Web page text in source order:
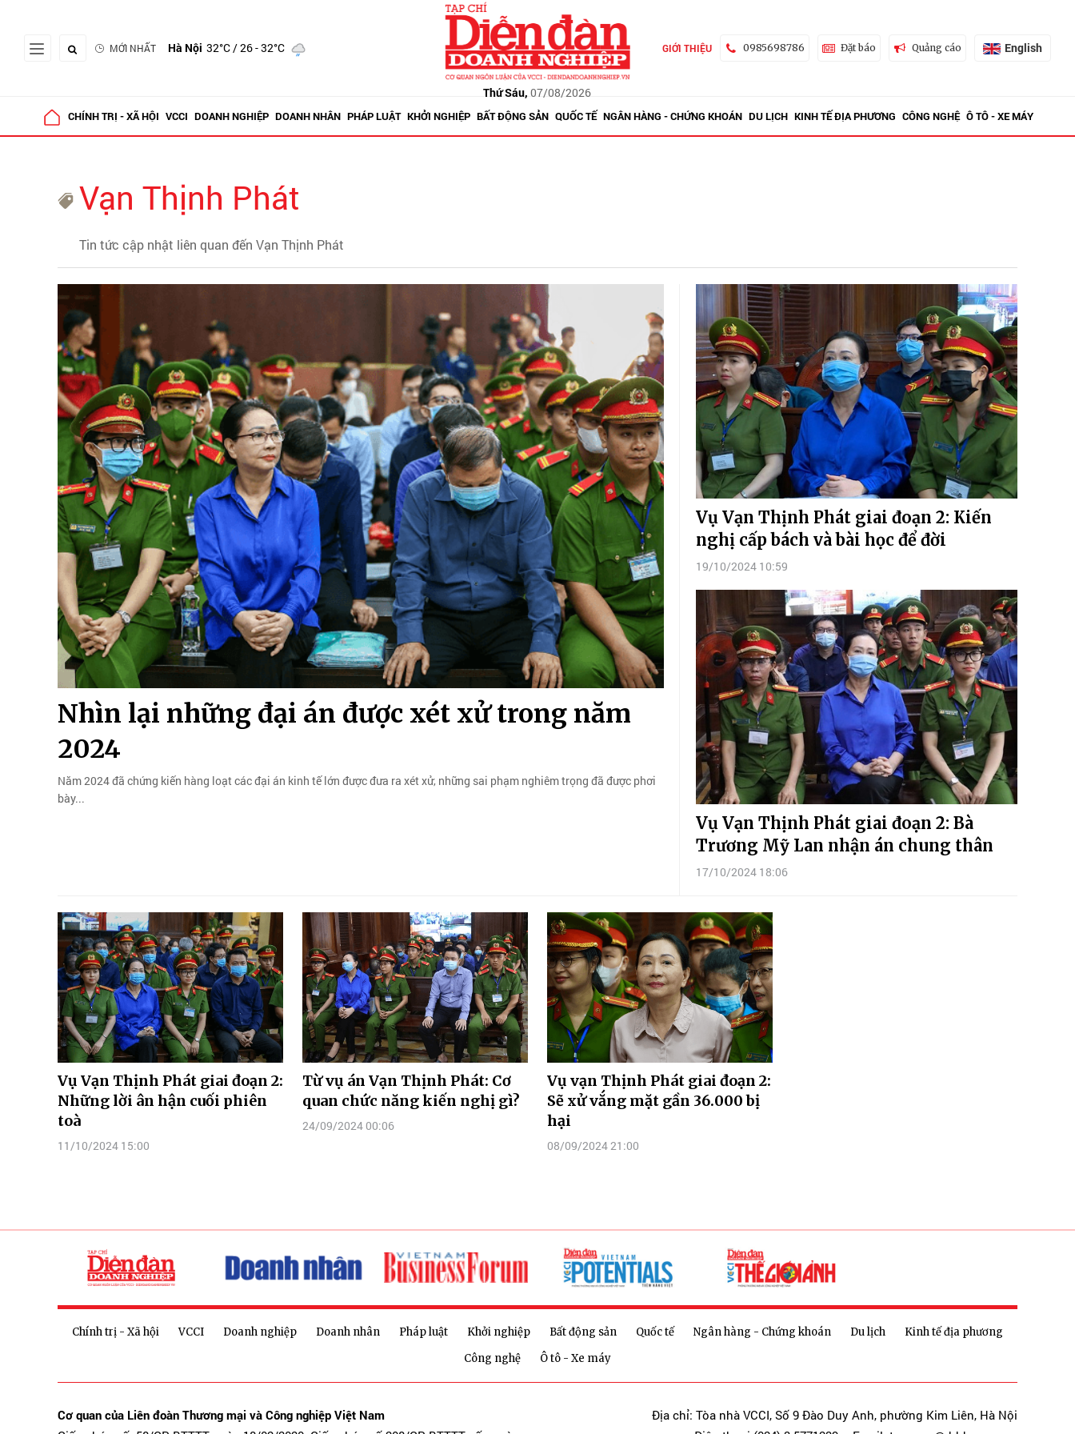
MỚI NHẤT Hà Nội 32°C/ 26 - 32°C
Thứ Sáu, 07/08/2026
GIỚI THIỆU 0985698786 Đặt báo Quảng cáo English
CHÍNH TRỊ - XÃ HỘI VCCI DOANH NGHIỆP DOANH NHÂN PHÁP LUẬT KHỞI NGHIỆP BẤT ĐỘNG SẢN QUỐC TẾ NGÂN HÀNG - CHỨNG KHOÁN DU LỊCH KINH TẾ ĐỊA PHƯƠNG CÔNG NGHỆ Ô TÔ - XE MÁY
Vạn Thịnh Phát
Tin tức cập nhật liên quan đến Vạn Thịnh Phát
Nhìn lại những đại án được xét xử trong năm
2024
Năm 2024 đã chứng kiến hàng loạt các đại án kinh tế lớn được đưa ra xét xử, những sai phạm nghiêm trọng đã được phơi
bày...
Vụ Vạn Thịnh Phát giai đoạn 2: Kiến
nghị cấp bách và bài học để đời
19/10/2024 10:59
Vụ Vạn Thịnh Phát giai đoạn 2: Bà
Trương Mỹ Lan nhận án chung thân
17/10/2024 18:06
Vụ Vạn Thịnh Phát giai đoạn 2:
Những lời ân hận cuối phiên
toà
11/10/2024 15:00
Từ vụ án Vạn Thịnh Phát: Cơ
quan chức năng kiến nghị gì?
24/09/2024 00:06
Vụ vạn Thịnh Phát giai đoạn 2:
Sẽ xử vắng mặt gần 36.000 bị
hại
08/09/2024 21:00
Chính trị - Xã hội VCCI Doanh nghiệp Doanh nhân Pháp luật Khởi nghiệp Bất động sản Quốc tế Ngân hàng - Chứng khoán Du lịch
Kinh tế địa phương
Công nghệ
Ô tô - Xe máy
Cơ quan của Liên đoàn Thương mại và Công nghiệp Việt Nam
Địa chỉ: Tòa nhà VCCI, Số 9 Đào Duy Anh, phường Kim Liên, Hà Nội